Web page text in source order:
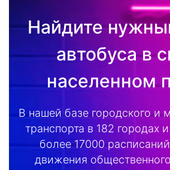
Найдите
автобуса в
населенном
В нашей базе городского и
транспорта в 182 городах
более 17000
движения